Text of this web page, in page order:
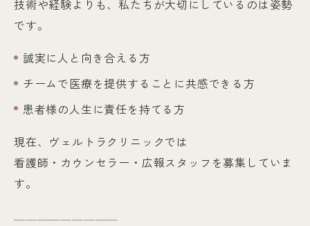
技術や経験よりも、私たちが大切にしているのは姿勢
です。
誠実に人と向き合える方
チームで医療を提供することに共感できる方
患者様の人生に責任を持てる方
現在、ヴェルトラクリニックでは
看護師・カウンセラー・広報スタッフを募集していま
す。